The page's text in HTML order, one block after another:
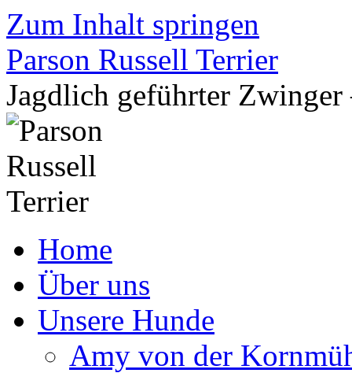
Zum Inhalt springen
Parson Russell Terrier
Jagdlich geführter
Home
Über uns
Unsere Hunde
Amy von der